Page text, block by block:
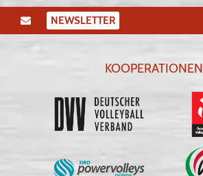
NEWSLETTER
KOOPERATIONEN